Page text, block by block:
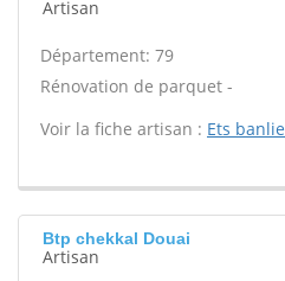
Artisan
Département: 79
Rénovation de parquet -
Voir la fiche artisan : Ets
Btp chekkal Douai
Artisan